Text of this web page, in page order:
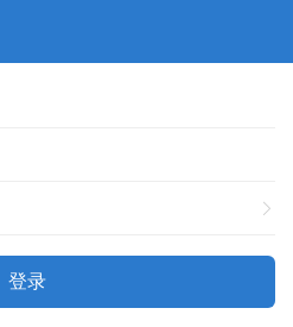
登录